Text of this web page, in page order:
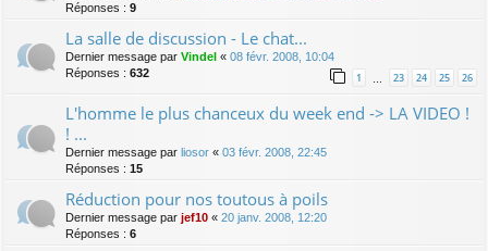
Réponses : 9
La salle de discussion - Le chat...
Dernier message par Vindel « 08 févr. 2008, 10:04
Réponses : 632 1 … 23 24 25 26
L'homme le plus chanceux du week end -> LA VIDEO !
! ...
Dernier message par liosor « 03 févr. 2008, 22:45
Réponses : 15
Réduction pour nos toutous à poils
Dernier message par jef10 « 20 janv. 2008, 12:20
Réponses : 6